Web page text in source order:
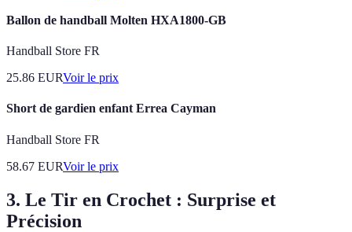
Ballon de handball Molten HXA1800-GB
Handball Store FR
25.86 EURVoir le prix
Short de gardien enfant Errea Cayman
Handball Store FR
58.67 EURVoir le prix
3. Le Tir en Crochet : Surprise et
Précision